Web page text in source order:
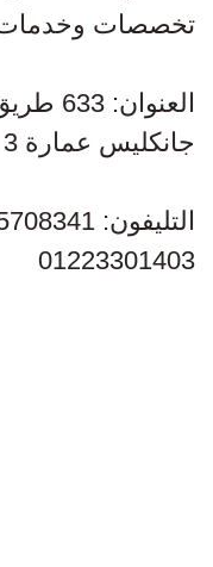
جانكليس عمارة 3 الدور الأول.
01223301403